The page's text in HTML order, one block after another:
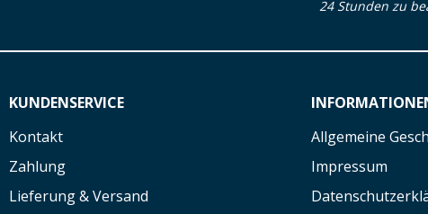
24 Stunden zu
KUNDENSERVICE
Kontakt
Zahlung
Lieferung & Versand
Allgemeine
Impressum